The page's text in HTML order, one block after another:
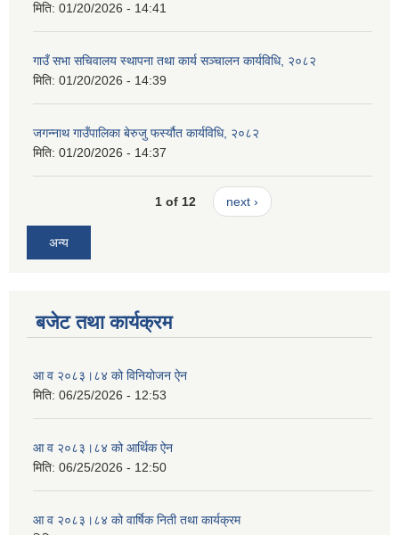
मिति: 01/20/2026 - 14:41
गाउँ सभा सचिवालय स्थापना तथा कार्य सञ्चालन कार्यविधि, २०८२
मिति: 01/20/2026 - 14:39
जगन्नाथ गाउँपालिका बेरुजु फर्स्यौत कार्यविधि, २०८२
मिति: 01/20/2026 - 14:37
1 of 12 next ›
अन्य
बजेट तथा कार्यक्रम
आ व २०८३।८४ को विनियोजन ऐन
मिति: 06/25/2026 - 12:53
आ व २०८३।८४ को आर्थिक ऐन
मिति: 06/25/2026 - 12:50
आ व २०८३।८४ को वार्षिक निती तथा कार्यक्रम